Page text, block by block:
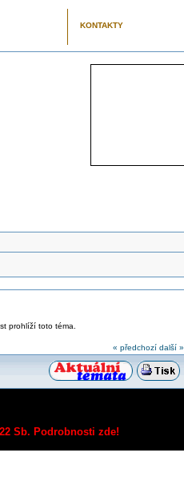
KONTAKTY
prohlíží toto téma.
« předchozí další »
Sb. Podrobnosti zde!